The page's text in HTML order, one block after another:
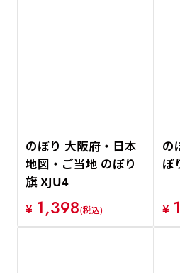
のぼり 大阪府・日本
地図・ご当地 のぼり
旗 XJU4
¥ 1,398(税込)
の
ぼ
¥